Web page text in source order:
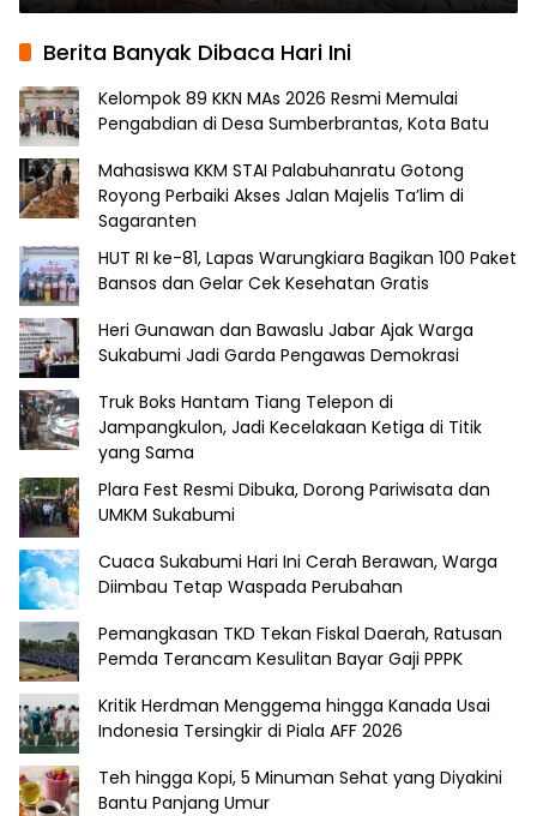
Berita Banyak Dibaca Hari Ini
Kelompok 89 KKN MAs 2026 Resmi Memulai
Pengabdian di Desa Sumberbrantas, Kota Batu
Mahasiswa KKM STAI Palabuhanratu Gotong
Royong Perbaiki Akses Jalan Majelis Ta’lim di
Sagaranten
HUT RI ke-81, Lapas Warungkiara Bagikan 100 Paket
Bansos dan Gelar Cek Kesehatan Gratis
Heri Gunawan dan Bawaslu Jabar Ajak Warga
Sukabumi Jadi Garda Pengawas Demokrasi
Truk Boks Hantam Tiang Telepon di
Jampangkulon, Jadi Kecelakaan Ketiga di Titik
yang Sama
Plara Fest Resmi Dibuka, Dorong Pariwisata dan
UMKM Sukabumi
Cuaca Sukabumi Hari Ini Cerah Berawan, Warga
Diimbau Tetap Waspada Perubahan
Pemangkasan TKD Tekan Fiskal Daerah, Ratusan
Pemda Terancam Kesulitan Bayar Gaji PPPK
Kritik Herdman Menggema hingga Kanada Usai
Indonesia Tersingkir di Piala AFF 2026
Teh hingga Kopi, 5 Minuman Sehat yang Diyakini
Bantu Panjang Umur